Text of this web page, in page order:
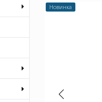
Новинка